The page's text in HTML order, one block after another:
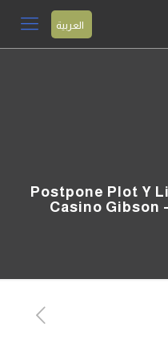
العربية
Postpone Plot Y
Casino Gibson